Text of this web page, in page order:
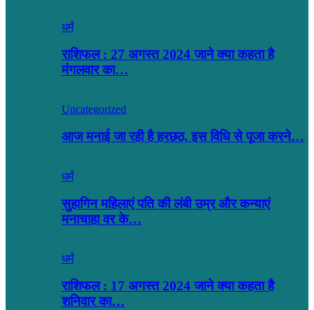
धर्मं
राशिफल : 27 अगस्त 2024 जाने क्या कहता है
मंगलवार का…
Uncategorized
आज मनाई जा रही है हरछठ, इस विधि से पूजा करने…
धर्मं
सुहागिन महिलाएं पति की लंबी उम्र और कन्याएं
मनाचाहा वर के…
धर्मं
राशिफल : 17 अगस्त 2024 जाने क्या कहता है
शनिवार का…